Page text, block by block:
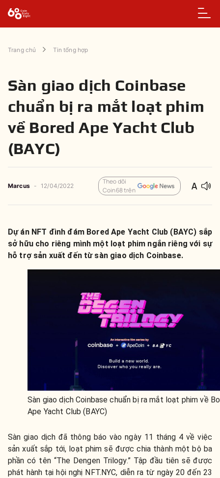
Trang chủ Tin tổng hợp
Sàn giao dịch Coinbase
chuẩn bị ra mắt loạt phim
về Bored Ape Yacht Club
(BAYC)
Marcus - 12/04/2022
Theo dõi
Coin68 trên
Dự án NFT đình đám Bored Ape Yacht Club (BAYC) sắp
sở hữu cho riêng mình một loạt phim ngắn riêng với sự
hỗ trợ sản xuất đến từ sàn giao dịch Coinbase.
Sàn giao dịch Coinbase chuẩn bị ra mắt loạt phim về
Ape Yacht Club (BAYC)
Sàn giao dịch đã thông báo vào ngày 11 tháng 4 về việc
sản xuất sắp tới, loạt phim sẽ được chia thành một bộ ba
phần có tên “The Dengen Trilogy.” Tập đầu tiên sẽ được
phát hành tại hội nghị NFT.NYC, diễn ra từ ngày 20 đến 23